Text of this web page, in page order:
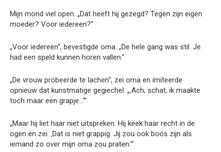
Mijn mond viel open. „Dat heeft hij gezegd? Tegen zijn eigen
moeder? Voor iedereen?“
„Voor iedereen“, bevestigde oma. „De hele gang was stil. Je
had een speld kunnen horen vallen.“
„De vrouw probeerde te lachen“, zei oma en imiteerde
opnieuw dat kunstmatige gegiechel. „‚Ach, schat, ik maakte
toch maar een grapje…‘“
„Maar hij liet haar niet uitspreken. Hij keek haar recht in de
ogen en zei: ‚Dat is niet grappig. Jij zou ook boos zijn als
iemand zo over mijn oma zou praten.‘“